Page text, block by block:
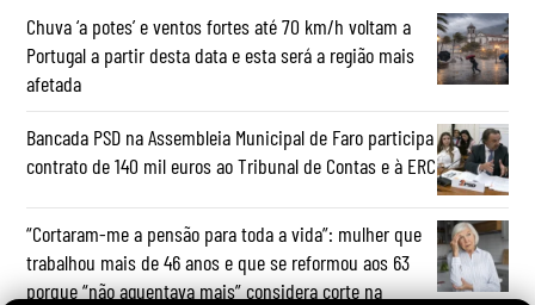
Chuva ‘a potes’ e ventos fortes até 70 km/h voltam a
Portugal a partir desta data e esta será a região mais
afetada
Bancada PSD na Assembleia Municipal de Faro participa
contrato de 140 mil euros ao Tribunal de Contas e à ERC
“Cortaram-me a pensão para toda a vida”: mulher que
trabalhou mais de 46 anos e que se reformou aos 63
porque “não aguentava mais” considera corte na